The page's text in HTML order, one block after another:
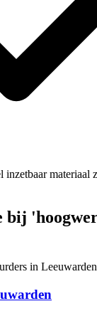
inzetbaar materiaal
bij
in